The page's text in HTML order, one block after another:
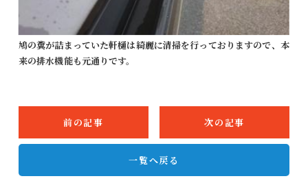
鳩の糞が詰まっていた軒樋は綺麗に清掃を行っておりますので、本
来の排水機能も元通りです。
前の記事 次の記事
一覧へ戻る